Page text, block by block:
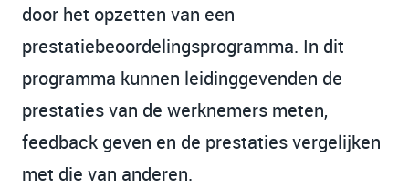
door het opzetten van een
prestatiebeoordelingsprogramma. In dit
programma kunnen leidinggevenden de
prestaties van de werknemers meten,
feedback geven en de prestaties vergelijken
met die van anderen.